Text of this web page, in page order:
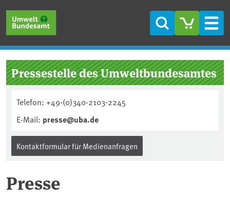
Suche
Pressestelle des Umweltbundesamtes
Telefon: +49-(0)340-2103-2245
E-Mail: presse@uba.de
Kontaktformular für Medienanfragen
Presse